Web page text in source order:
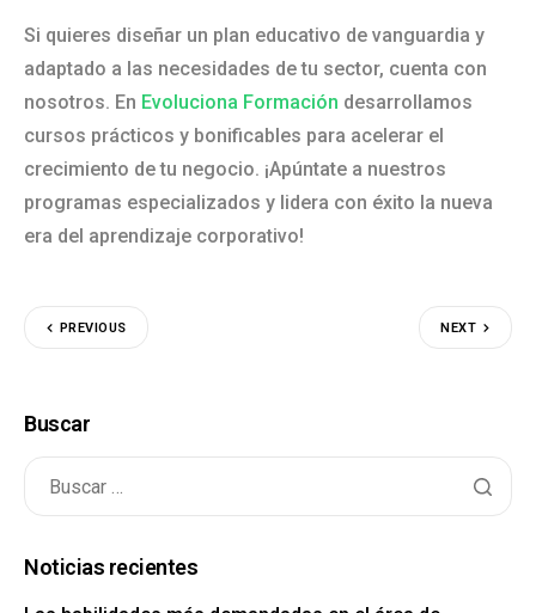
Si quieres diseñar un plan educativo de vanguardia y
adaptado a las necesidades de tu sector, cuenta con
nosotros. En Evoluciona Formación desarrollamos
cursos prácticos y bonificables para acelerar el
crecimiento de tu negocio. ¡Apúntate a nuestros
programas especializados y lidera con éxito la nueva
era del aprendizaje corporativo!
PREVIOUS NEXT
Buscar
Noticias recientes